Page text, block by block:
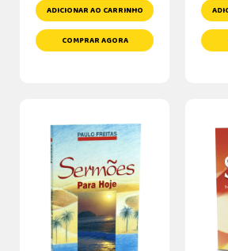
ADICIONAR AO CARRINHO
COMPRAR AGORA